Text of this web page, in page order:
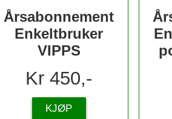
Årsabonnement
Enkeltbruker
VIPPS
Kr 450,-
KJØP